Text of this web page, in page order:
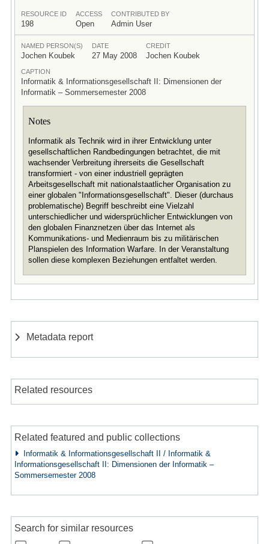
RESOURCE ID
198
ACCESS
Open
CONTRIBUTED BY
Admin User
NAMED PERSON(S)
Jochen Koubek
DATE
27 May 2008
CREDIT
Jochen Koubek
CAPTION
Informatik & Informationsgesellschaft II: Dimensionen der
Informatik – Sommersemester 2008
Notes
Informatik als Technik wird in ihrer Entwicklung unter
gesellschaftlichen Randbedingungen betrachtet, die mit
wachsender Verbreitung ihrerseits die Gesellschaft
transformiert - von einer industriell geprägten
Arbeitsgesellschaft mit nationalstaatlicher Organisation zu
einer globalen "Informationsgesellschaft". Dieser (durchaus
problematische) Begriff beschreibt eine Vielzahl
unterschiedlicher und widersprüchlicher Entwicklungen von
den globalen Finanznetzen über das Internet als
Kommunikations- und Medienraum bis zu militärischen
Planspielen des Information Warfare. In der Veranstaltung
sollen diese komplexen Beziehungen entfaltet werden.
Metadata report
Related resources
Related featured and public collections
Informatik & Informationsgesellschaft II / Informatik &
Informationsgesellschaft II: Dimensionen der Informatik –
Sommersemester 2008
Search for similar resources